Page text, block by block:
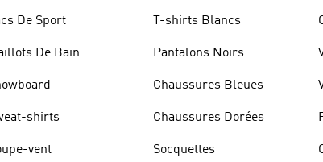
De Sport
De Bain
shirts
vent
T-shirts Blancs
Pantalons Noirs
Chaussures Bleues
Chaussures Dorées
Socquettes